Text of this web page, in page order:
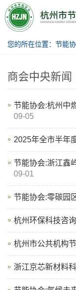
节能协会
您的所在位置： 节能
商会中央新闻
节能协会:杭州中
09-05
2025年全市半年
节能协会:浙江鑫
09-01
节能协会:零碳园
杭州环保科技咨
杭州市公共机构
浙江京芯新材料